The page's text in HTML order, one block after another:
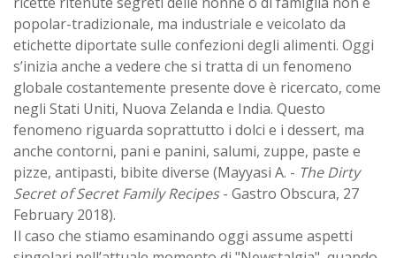
popolar-tradizionale, ma industriale e veicolato da
etichette diportate sulle confezioni degli alimenti. Oggi
s’inizia anche a vedere che si tratta di un fenomeno
globale costantemente presente dove è ricercato, come
negli Stati Uniti, Nuova Zelanda e India. Questo
fenomeno riguarda soprattutto i dolci e i dessert, ma
anche contorni, pani e panini, salumi, zuppe, paste e
pizze, antipasti, bibite diverse (Mayyasi A. - The Dirty
Secret of Secret Family Recipes- Gastro Obscura, 27
February 2018).
Il caso che stiamo esaminando oggi assume aspetti